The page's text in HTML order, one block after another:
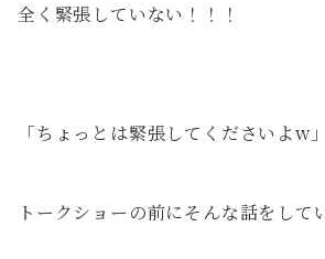
全く緊張していない！！！
「ちょっとは緊張してくださいよw」
トークショーの前にそんな話をして